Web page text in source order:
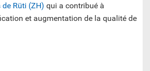
de Rüti (ZH) qui a contribué à
et augmentation de la qualité de